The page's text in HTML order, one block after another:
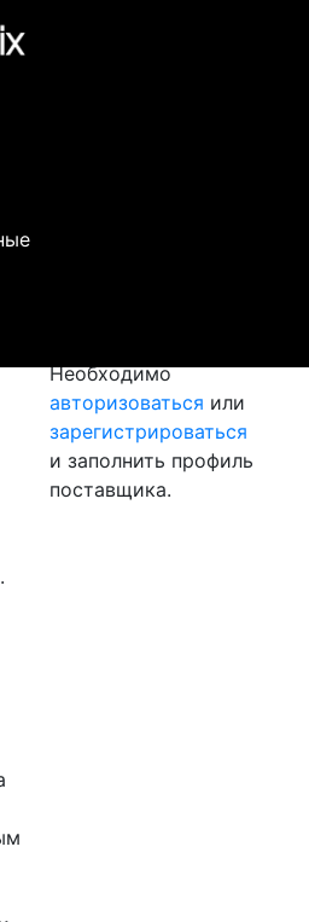
Необходимо
авторизоваться или
зарегистрироваться
и заполнить профиль
поставщика.